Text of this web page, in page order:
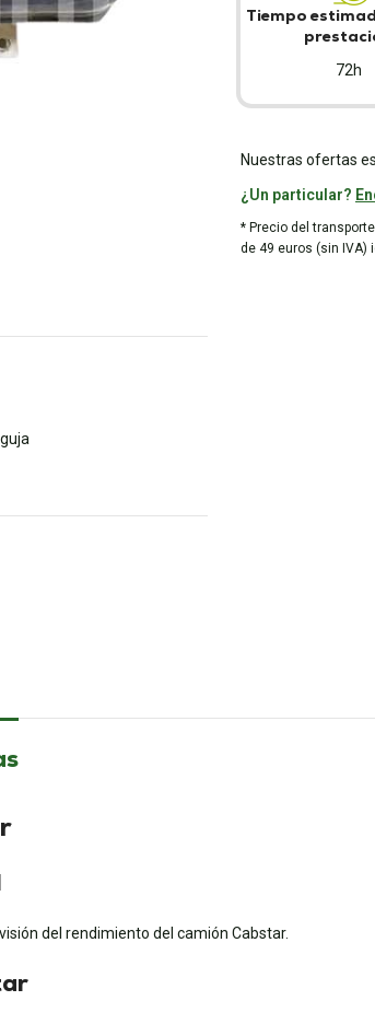
Tiempo
72h
Nuestras ofertas
¿Un particular?
* Precio del
de 49 euros (sin IVA)
del rendimiento del camión Cabstar.